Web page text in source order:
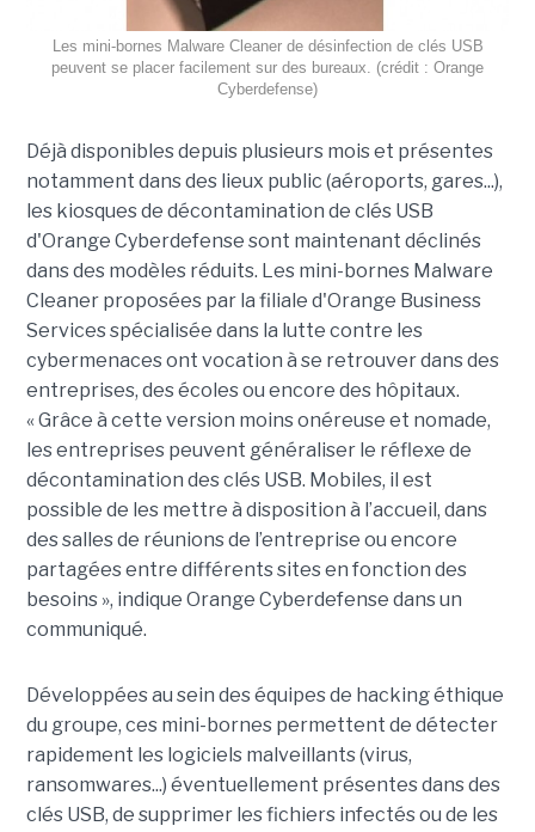
Les mini-bornes Malware Cleaner de désinfection de clés USB
peuvent se placer facilement sur des bureaux. (crédit : Orange
Cyberdefense)
Déjà disponibles depuis plusieurs mois et présentes
notamment dans des lieux public (aéroports, gares...),
les kiosques de décontamination de clés USB
d'Orange Cyberdefense sont maintenant déclinés
dans des modèles réduits. Les mini-bornes Malware
Cleaner proposées par la filiale d'Orange Business
Services spécialisée dans la lutte contre les
cybermenaces ont vocation à se retrouver dans des
entreprises, des écoles ou encore des hôpitaux.
« Grâce à cette version moins onéreuse et nomade,
les entreprises peuvent généraliser le réflexe de
décontamination des clés USB. Mobiles, il est
possible de les mettre à disposition à l’accueil, dans
des salles de réunions de l’entreprise ou encore
partagées entre différents sites en fonction des
besoins », indique Orange Cyberdefense dans un
communiqué.
Développées au sein des équipes de hacking éthique
du groupe, ces mini-bornes permettent de détecter
rapidement les logiciels malveillants (virus,
ransomwares...) éventuellement présentes dans des
clés USB, de supprimer les fichiers infectés ou de les